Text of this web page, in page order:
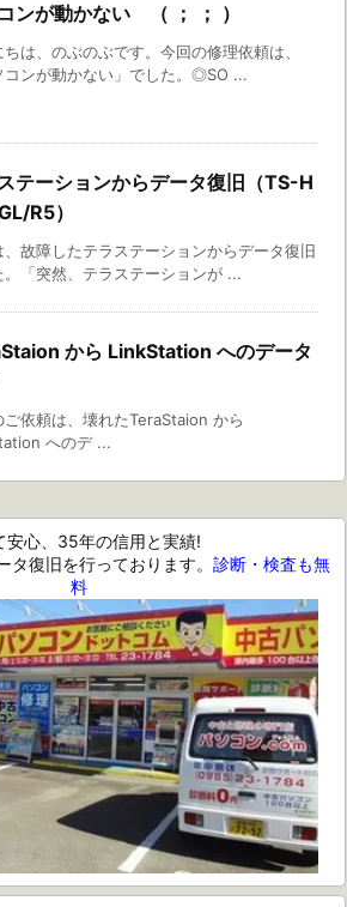
ンが動かない （ ； ； ）
ちは、のぶのぶです。今回の修理依頼は、
コンが動かない」でした。◎SO ...
テーションからデータ復旧（TS-H
R5）
、故障したテラステーションからデータ復旧
。「突然、テラステーションが ...
から LinkStation へのデータ
ご依頼は、壊れたTeraStaion から
へのデ ...
安心、35年の信用と実績!
タ復旧を行っております。 診断・検査も無
料